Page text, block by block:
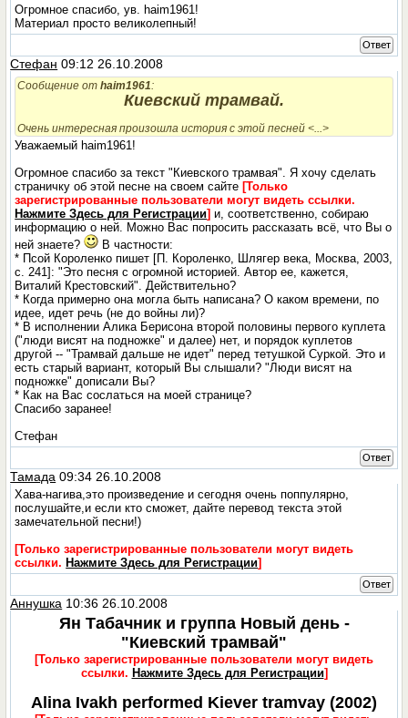
Огромное спасибо, ув. haim1961!
Материал просто великолепный!
Ответ
Стефан 09:12 26.10.2008
Сообщение отhaim1961:
Киевский трамвай.
Очень интересная произошла история с этой песней <...>
Уважаемый haim1961!
Огромное спасибо за текст "Киевского трамвая". Я хочу сделать
страничку об этой песне на своем сайте [Только
зарегистрированные пользователи могут видеть ссылки.
Нажмите Здесь для Регистрации] и, соответственно, собираю
информацию о ней. Можно Вас попросить рассказать всё, что Вы о
ней знаете?
В частности:
* Псой Короленко пишет [П. Короленко, Шлягер века, Москва, 2003,
с. 241]: "Это песня с огромной историей. Автор ее, кажется,
Виталий Крестовский". Действительно?
* Когда примерно она могла быть написана? О каком времени, по
идее, идет речь (не до войны ли)?
* В исполнении Алика Берисона второй половины первого куплета
("люди висят на подножке" и далее) нет, и порядок куплетов
другой -- "Трамвай дальше не идет" перед тетушкой Суркой. Это и
есть старый вариант, который Вы слышали? "Люди висят на
подножке" дописали Вы?
* Как на Вас сослаться на моей странице?
Спасибо заранее!
Стефан
Ответ
Тамада 09:34 26.10.2008
Хава-нагива,это произведение и сегодня очень поппулярно,
послушайте,и если кто сможет, дайте перевод текста этой
замечательной песни!)
[Только зарегистрированные пользователи могут видеть
ссылки. Нажмите Здесь для Регистрации]
Ответ
Аннушка 10:36 26.10.2008
Ян Табачник и группа Новый день -
"Киевский трамвай"
[Только зарегистрированные пользователи могут видеть
ссылки. Нажмите Здесь для Регистрации]
Alina Ivakh performed Kiever tramvay (2002)